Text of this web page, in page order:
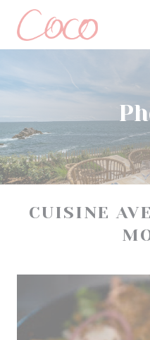
Personnalisation de vos choix
CUISINE